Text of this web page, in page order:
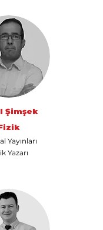
Şimşek
Yayınları
Yazarı